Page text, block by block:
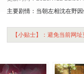
主要剧情：当朝左相沈在野
【小贴士】：避免当前网